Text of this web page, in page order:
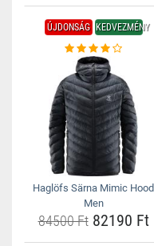
ÚJDONSÁG KEDVEZMÉNY
Haglöfs Särna Mimic Hood
Men
84500 Ft82190 Ft